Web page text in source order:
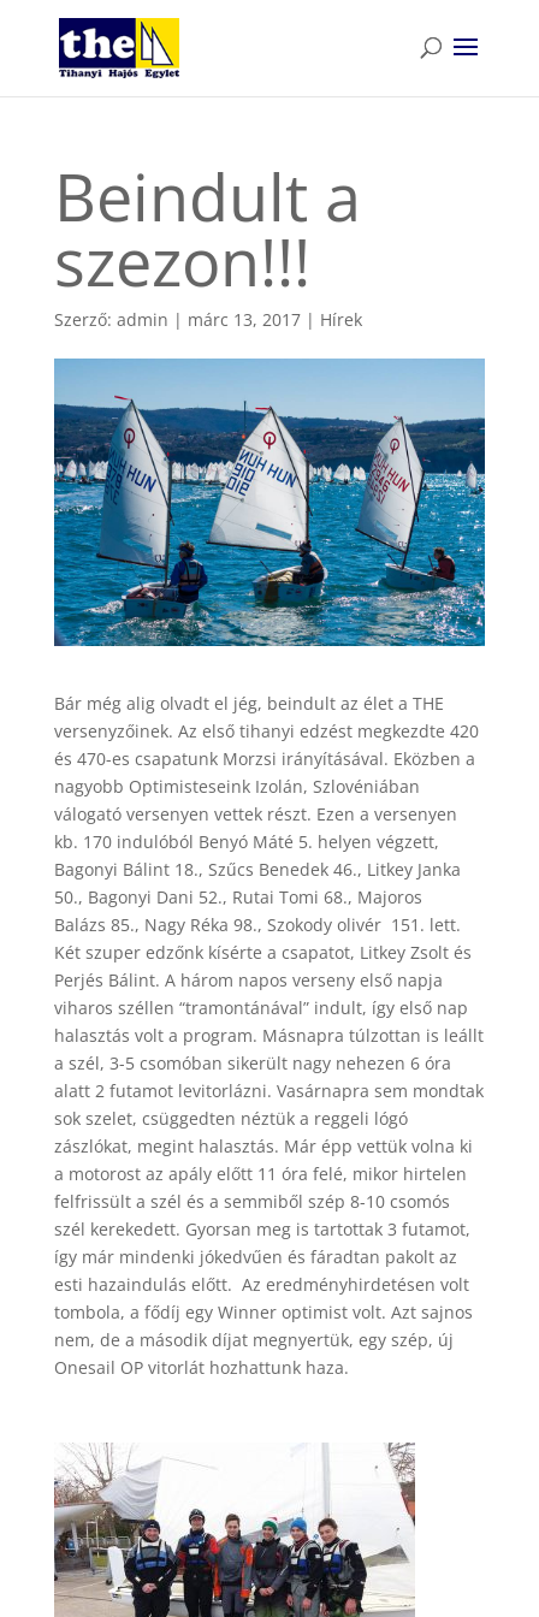
Beindult a
szezon!!!
Szerző: admin | márc 13, 2017| Hírek
Bár még alig olvadt el jég, beindult az élet a THE
versenyzőinek. Az első tihanyi edzést megkezdte 420
és 470-es csapatunk Morzsi irányításával. Eközben a
nagyobb Optimisteseink Izolán, Szlovéniában
válogató versenyen vettek részt. Ezen a versenyen
kb. 170 indulóból Benyó Máté 5. helyen végzett,
Bagonyi Bálint 18., Szűcs Benedek 46., Litkey Janka
50., Bagonyi Dani 52., Rutai Tomi 68., Majoros
Balázs 85., Nagy Réka 98., Szokody olivér 151. lett.
Két szuper edzőnk kísérte a csapatot, Litkey Zsolt és
Perjés Bálint. A három napos verseny első napja
viharos széllen “tramontánával” indult, így első nap
halasztás volt a program. Másnapra túlzottan is leállt
a szél, 3-5 csomóban sikerült nagy nehezen 6 óra
alatt 2 futamot levitorlázni. Vasárnapra sem mondtak
sok szelet, csüggedten néztük a reggeli lógó
zászlókat, megint halasztás. Már épp vettük volna ki
a motorost az apály előtt 11 óra felé, mikor hirtelen
felfrissült a szél és a semmiből szép 8-10 csomós
szél kerekedett. Gyorsan meg is tartottak 3 futamot,
így már mindenki jókedvűen és fáradtan pakolt az
esti hazaindulás előtt. Az eredményhirdetésen volt
tombola, a fődíj egy Winner optimist volt. Azt sajnos
nem, de a második díjat megnyertük, egy szép, új
Onesail OP vitorlát hozhattunk haza.